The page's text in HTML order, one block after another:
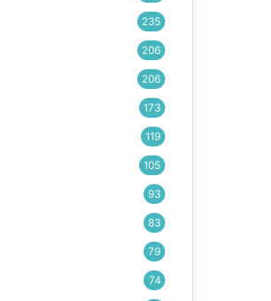
235
206
206
173
119
105
93
83
79
74